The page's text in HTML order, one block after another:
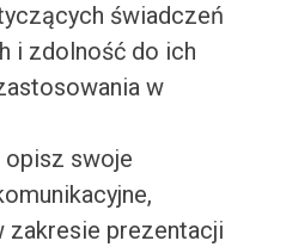
świadczeń
i zdolność do ich
w
opisz swoje
zakresie prezentacji